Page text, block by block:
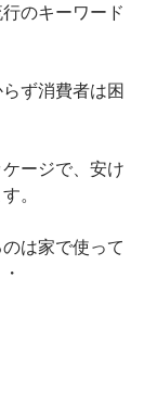
のキーワード
ず消費者は困
ージで、安け
。
は家で使って